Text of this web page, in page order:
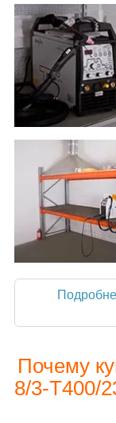
Почему
8/3-Т400/